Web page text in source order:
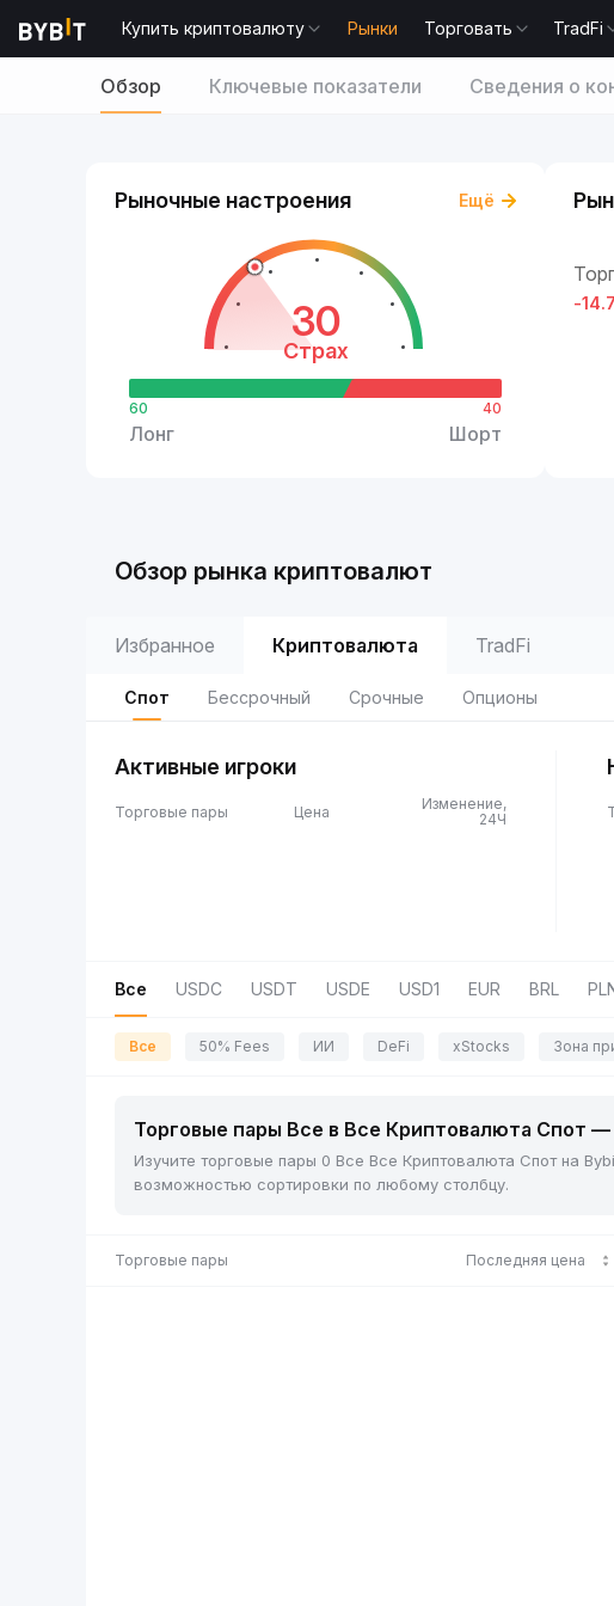
Купить криптовалюту Рынки Торговать TradFi
Обзор Ключевые показатели Сведения о
Рыночные настроения Ещё
30
Страх
60
Лонг
40
Шорт
-
Обзор рынка криптовалют
Избранное Криптовалюта TradFi
Спот Бессрочный Срочные Опционы
Активные игроки
Торговые пары Цена
Изменение,
24Ч
Все USDC USDT USDE USD1 EUR BRL
Все 50% Fees ИИ DeFi xStocks Зона
Торговые пары Все в Все Криптовалюта Спот —
Изучите торговые пары 0 Все Все Криптовалюта Спот на
возможностью сортировки по любому столбцу.
Торговые пары Последняя цена